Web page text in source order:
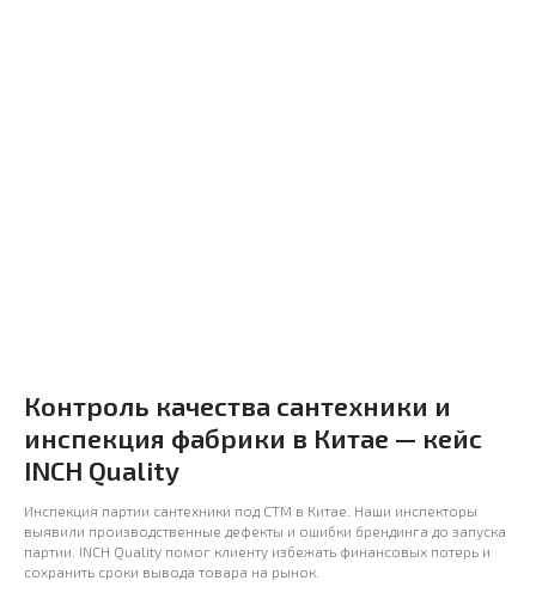
Контроль качества сантехники и
инспекция фабрики в Китае — кейс
INCH Quality
Инспекция партии сантехники под СТМ в Китае. Наши инспекторы
выявили производственные дефекты и ошибки брендинга до запуска
партии. INCH Quality помог клиенту избежать финансовых потерь и
сохранить сроки вывода товара на рынок.
Контакты